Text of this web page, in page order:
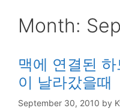
Month:
맥에 연결된
이 날라갔을때
September 30, 2010 by